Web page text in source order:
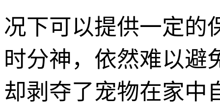
况下可以提供一定的
时分神，依然难以避
却剥夺了宠物在家中